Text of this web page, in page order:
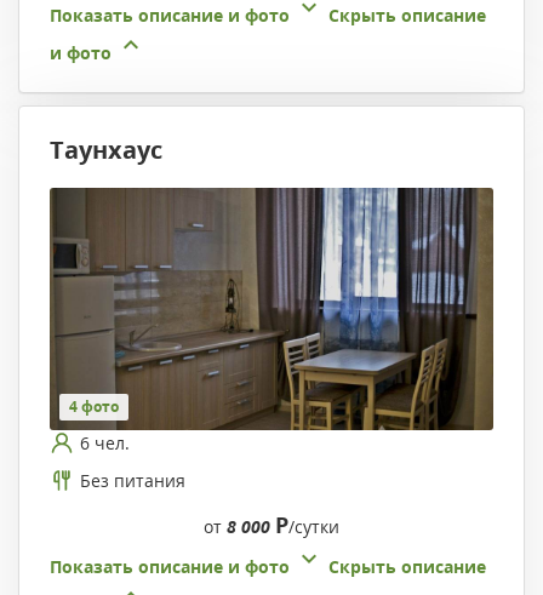
Показать описание и фото
Скрыть описание
и фото
Таунхаус
4 фото
6 чел.
Без питания
от 8 000 Р/сутки
Показать описание и фото
Скрыть описание